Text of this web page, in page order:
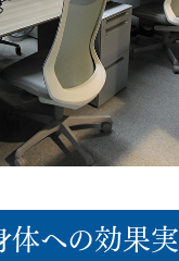
体への効果